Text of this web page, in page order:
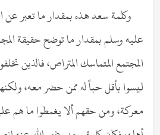
وكلمة سعد هذه بمقدار ما تعبر عن
عليه وسلم بمقدار ما توضح حقيقة
المجتمع المتماسك المتراص، فالذين
ليسوا بأقل حباً له ممن حضر معه،
معركة، ومن حقهم ألا يغمطوا ما هم